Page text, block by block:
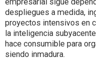
despliegues a medida,
proyectos intensivos en
la inteligencia
hace consumible para
siendo inmadura.